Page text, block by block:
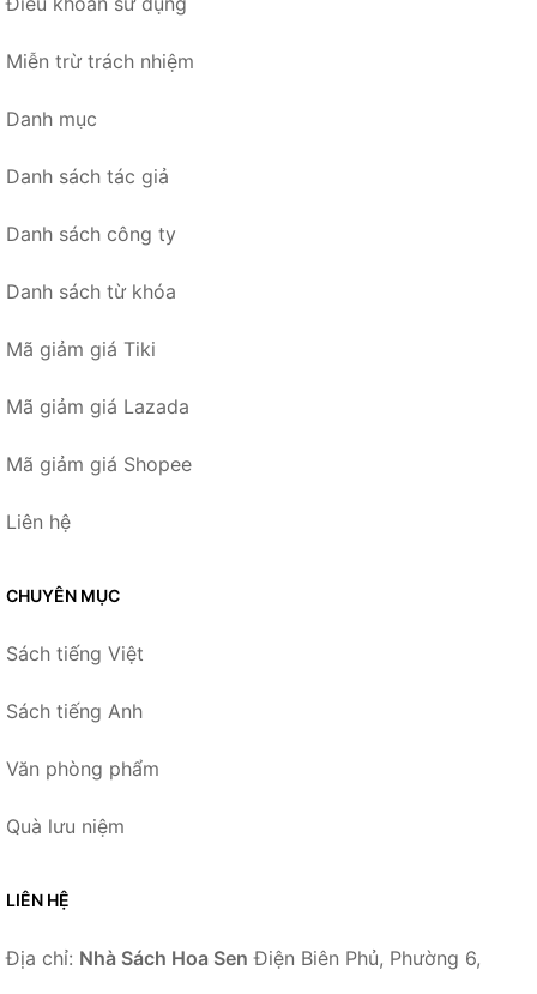
Miễn trừ trách nhiệm
Danh mục
Danh sách tác giả
Danh sách công ty
Danh sách từ khóa
Mã giảm giá Tiki
Mã giảm giá Lazada
Mã giảm giá Shopee
Liên hệ
CHUYÊN MỤC
Sách tiếng Việt
Sách tiếng Anh
Văn phòng phẩm
Quà lưu niệm
LIÊN HỆ
Địa chỉ: Nhà Sách Hoa Sen Điện Biên Phủ, Phường 6,